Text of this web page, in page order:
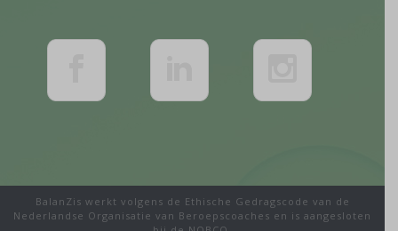
BalanZis werkt volgens de Ethische Gedragscode van de
Nederlandse Organisatie van Beroepscoaches en is aangesloten